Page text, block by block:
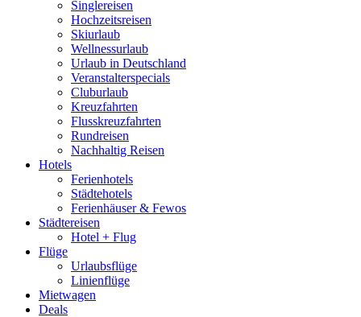
Singlereisen
Hochzeitsreisen
Skiurlaub
Wellnessurlaub
Urlaub in Deutschland
Veranstalterspecials
Cluburlaub
Kreuzfahrten
Flusskreuzfahrten
Rundreisen
Nachhaltig Reisen
Hotels
Ferienhotels
Städtehotels
Ferienhäuser & Fewos
Städtereisen
Hotel + Flug
Flüge
Urlaubsflüge
Linienflüge
Mietwagen
Deals